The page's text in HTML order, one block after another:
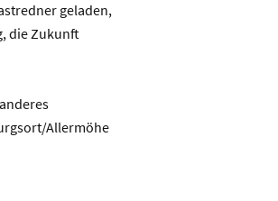
geladen,
die Zukunft
Allermöhe